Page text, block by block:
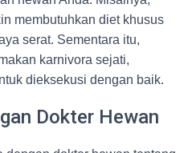
membutuhkan diet khusus
serat. Sementara itu,
karnivora sejati,
dieksekusi dengan baik.
Dokter Hewan